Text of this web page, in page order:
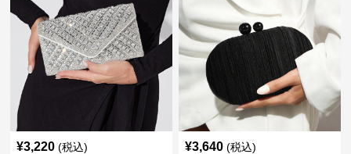
¥3,220 (税込) ¥3,640 (税込)